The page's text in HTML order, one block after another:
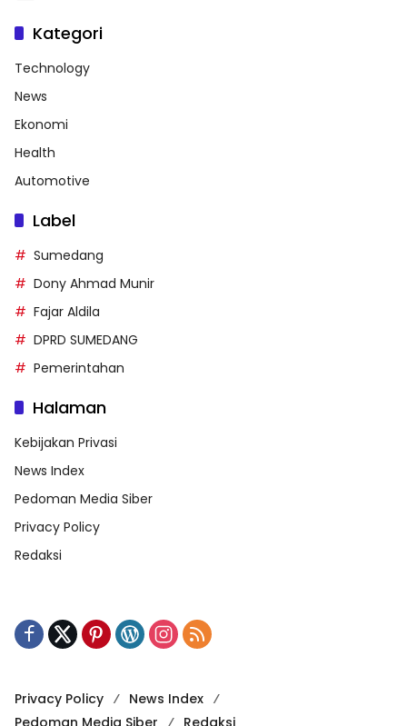
Kategori
Technology
News
Ekonomi
Health
Automotive
Label
Sumedang
Dony Ahmad Munir
Fajar Aldila
DPRD SUMEDANG
Pemerintahan
Halaman
Kebijakan Privasi
News Index
Pedoman Media Siber
Privacy Policy
Redaksi
Privacy Policy
News Index